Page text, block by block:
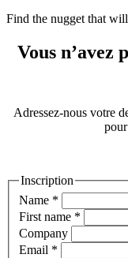
Find the nugget that
Vous n’avez
Adressez-nous votre
Inscription
Name *
First name *
Company
Email *